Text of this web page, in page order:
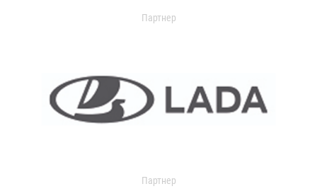
Партнер
Партнер